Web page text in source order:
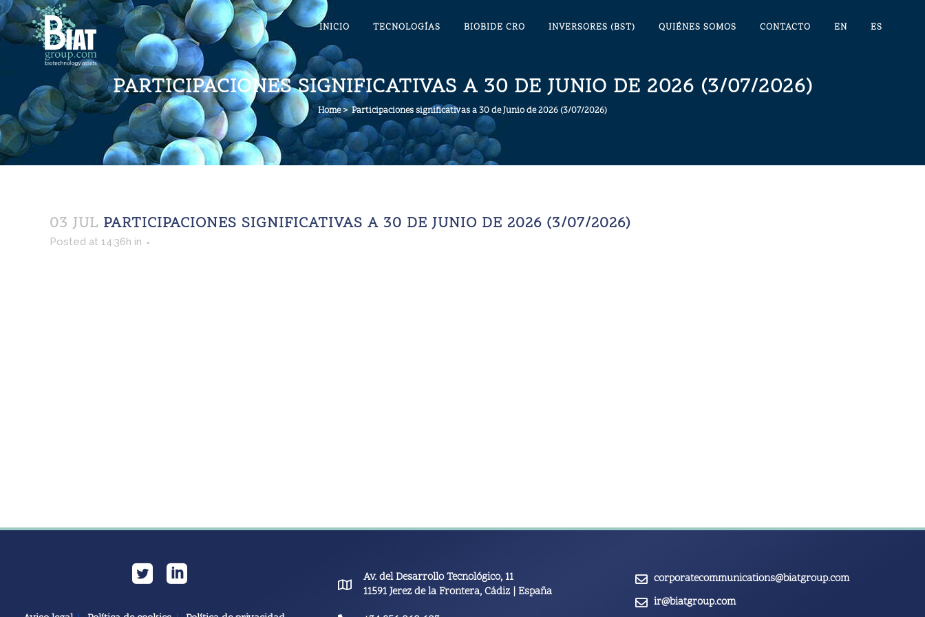
INICIO TECNOLOGÍAS BIOBIDE CRO INVERSORES (BST) QUIÉNES SOMOS CONTACTO EN ES
PARTICIPACIONES SIGNIFICATIVAS A 30 DE JUNIO DE 2026 (3/07/2026)
Home>Participaciones significativas a 30 de Junio de 2026 (3/07/2026)
03 JUL PARTICIPACIONES SIGNIFICATIVAS A 30 DE JUNIO DE 2026 (3/07/2026)
Posted at 14:36h in
Av. del Desarrollo Tecnológico, 11
11591 Jerez de la Frontera, Cádiz | España
corporatecommunications@biatgroup.com
ir@biatgroup.com